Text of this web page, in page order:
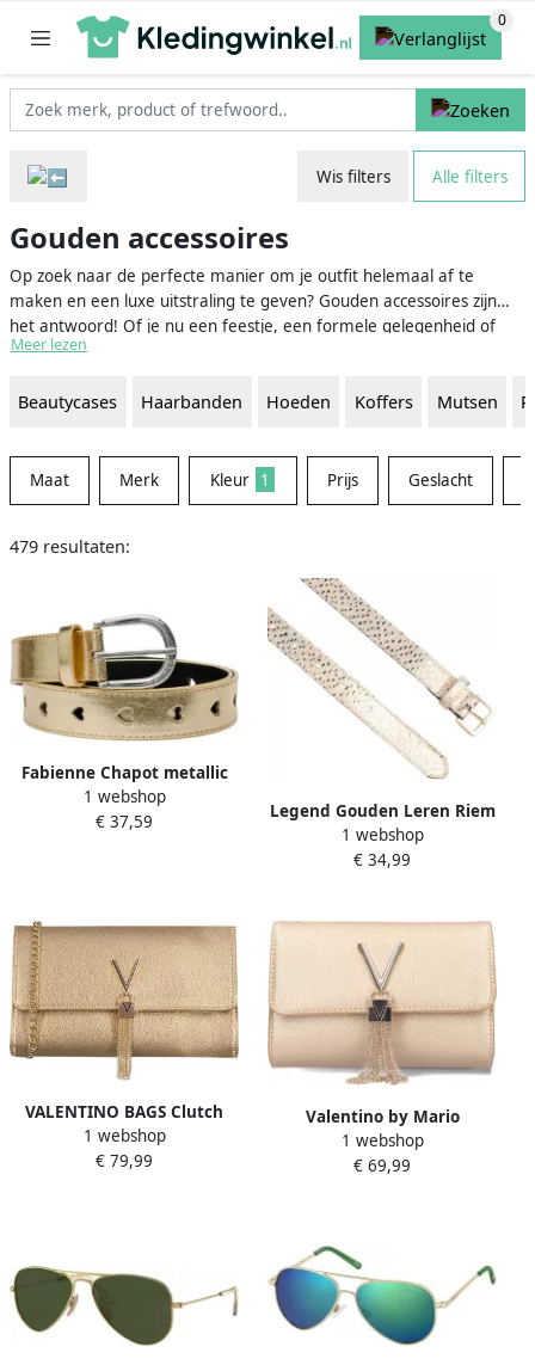
Wis filters Alle filters
Gouden accessoires
Op zoek naar de perfecte manier om je outfit helemaal af te
maken en een luxe uitstraling te geven? Gouden accessoires zijn
het antwoord! Of je nu een feestje, een formele gelegenheid of
gewoon een casual dag hebt, met gouden accessoires geef je jezelf
een prachtige aanvulling op vrijwel elke stijl en zorgt ervoor dat jij
Meer lezen
Beautycases Haarbanden Hoeden Koffers Mutsen
Maat Merk Kleur 1 Prijs Geslacht
479 resultaten:
Fabienne Chapot metallic
leren riem Cut it Out Heart
goudkleurig
1 webshop
€ 37,59
Legend Gouden Leren Riem
Stijlvol Model Yellow Dames
1 webshop
€ 34,99
VALENTINO BAGS Clutch
met structuurmotief in
metallic model 'DIVINA'
1 webshop
€ 79,99
Valentino by Mario
Valentino Crossbody Tas
Alaro Handtas Yellow
1 webshop
€ 69,99